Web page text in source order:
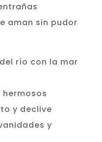
aman sin pudor
río con la mar
y declive
y